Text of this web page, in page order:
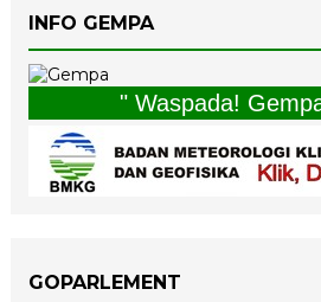
INFO GEMPA
" Waspada! Gempa
GOPARLEMENT